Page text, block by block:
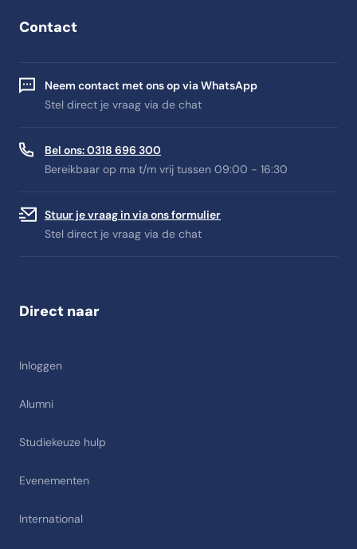
Contact
Neem contact met ons op via WhatsApp
Stel direct je vraag via de chat
Bel ons: 0318 696 300
Bereikbaar op ma t/m vrij tussen 09:00 - 16:30
Stuur je vraag in via ons formulier
Stel direct je vraag via de chat
Direct naar
Inloggen
Alumni
Studiekeuze hulp
Evenementen
International